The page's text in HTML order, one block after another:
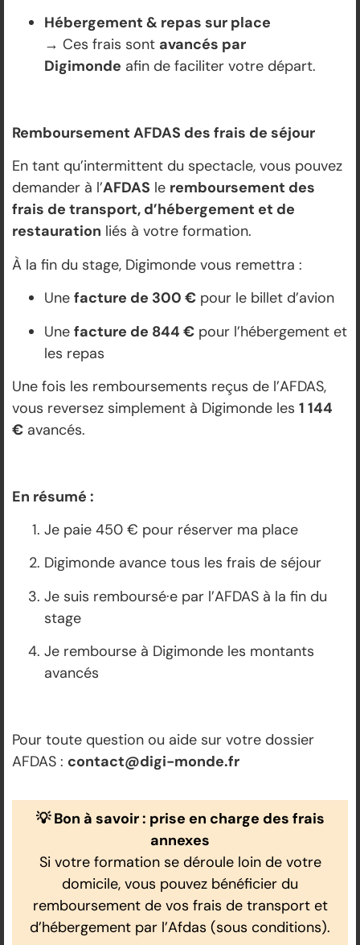
Hébergement & repas sur place
→ Ces frais sont avancés par
Digimonde afin de faciliter votre départ.
Remboursement AFDAS des frais de séjour
En tant qu’intermittent du spectacle, vous pouvez
demander à l’AFDAS le remboursement des
frais de transport, d’hébergement et de
restauration liés à votre formation.
À la fin du stage, Digimonde vous remettra :
Une facture de 300 € pour le billet d’avion
Une facture de 844 € pour l’hébergement et
les repas
Une fois les remboursements reçus de l’AFDAS,
vous reversez simplement à Digimonde les 1 144
€ avancés.
En résumé :
Je paie 450 € pour réserver ma place
Digimonde avance tous les frais de séjour
Je suis remboursé·e par l’AFDAS à la fin du
stage
Je rembourse à Digimonde les montants
avancés
Pour toute question ou aide sur votre dossier
AFDAS : contact@digi-monde.fr
💡 Bon à savoir : prise en charge des frais
annexes
Si votre formation se déroule loin de votre
domicile, vous pouvez bénéficier du
remboursement de vos frais de transport et
d’hébergement par l’Afdas (sous conditions).